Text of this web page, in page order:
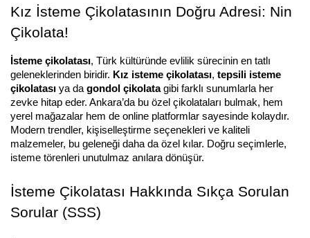
Kız İsteme Çikolatasının Doğru Adresi: Nin
Çikolata!
İsteme çikolatası, Türk kültüründe evlilik sürecinin en tatlı
geleneklerinden biridir. Kız isteme çikolatası, tepsili isteme
çikolatası ya da gondol çikolata gibi farklı sunumlarla her
zevke hitap eder. Ankara’da bu özel çikolataları bulmak, hem
yerel mağazalar hem de online platformlar sayesinde kolaydır.
Modern trendler, kişiselleştirme seçenekleri ve kaliteli
malzemeler, bu geleneği daha da özel kılar. Doğru seçimlerle,
isteme törenleri unutulmaz anılara dönüşür.
İsteme Çikolatası Hakkında Sıkça Sorulan
Sorular (SSS)